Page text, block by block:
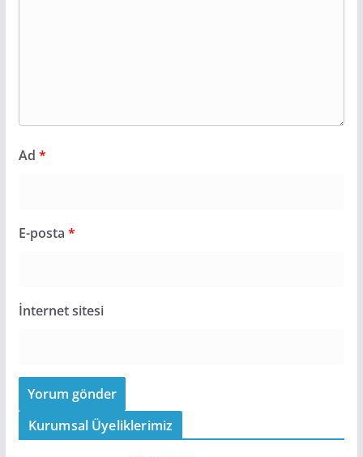
Ad *
E-posta *
İnternet sitesi
Kurumsal Üyeliklerimiz